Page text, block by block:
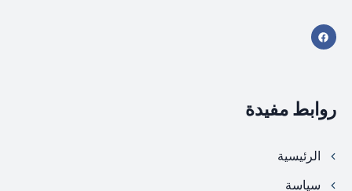
روابط مفيدة
الرئيسية
سياسة